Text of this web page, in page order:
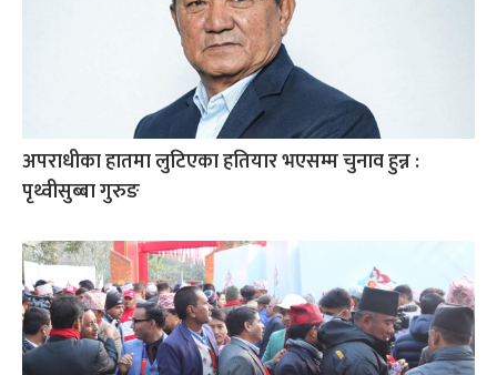
अपराधीका हातमा लुटिएका हतियार भएसम्म चुनाव हुन्न :
पृथ्वीसुब्बा गुरुङ